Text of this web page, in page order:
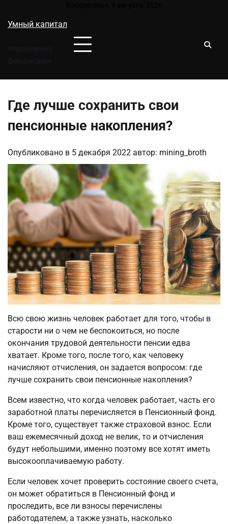
содержимому
Умный капитал
Где лучше сохранить свои
пенсионные накопления?
Опубликовано в 5 декабря 2022 автор: mining_broth
Всю свою жизнь человек работает для того, чтобы в
старости ни о чем не беспокоиться, но после
окончания трудовой деятельности пенсии едва
хватает. Кроме того, после того, как человеку
начисляют отчисления, он задается вопросом: где
лучше сохранить свои пенсионные накопления?
Всем известно, что когда человек работает, часть его
заработной платы перечисляется в Пенсионный фонд.
Кроме того, существует также страховой взнос. Если
ваш ежемесячный доход не велик, то и отчисления
будут небольшими, именно поэтому все хотят иметь
высокооплачиваемую работу.
Если человек хочет проверить состояние своего счета,
он может обратиться в Пенсионный фонд и
проследить, все ли взносы перечислены
работодателем, а также узнать, насколько